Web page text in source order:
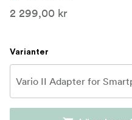
2 299,00 kr
Varianter